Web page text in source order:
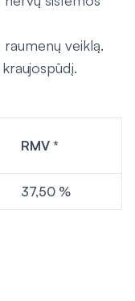
veiklą.
RMV *
37,50 %